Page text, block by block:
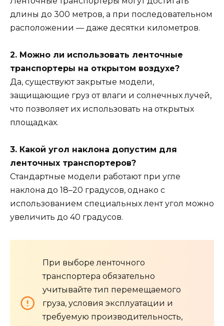
длины до 300 метров, а при последовательном
расположении — даже десятки километров.
2. Можно ли использовать ленточные
транспортеры на открытом воздухе?
Да, существуют закрытые модели,
защищающие груз от влаги и солнечных лучей,
что позволяет их использовать на открытых
площадках.
3. Какой угол наклона допустим для
ленточных транспортеров?
Стандартные модели работают при угле
наклона до 18–20 градусов, однако с
использованием специальных лент угол можно
увеличить до 40 градусов.
При выборе ленточного
транспортера обязательно
учитывайте тип перемещаемого
груза, условия эксплуатации и
требуемую производительность,